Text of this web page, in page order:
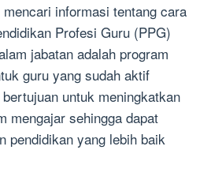
informasi tentang cara
Profesi Guru (PPG)
jabatan adalah program
guru yang sudah aktif
untuk meningkatkan
mengajar sehingga dapat
pendidikan yang lebih baik